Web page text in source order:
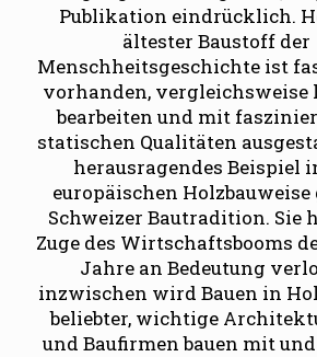
Publikation eindrücklich.
ältester Baustoff der
Menschheitsgeschichte ist
vorhanden, vergleichsweise
bearbeiten und mit
statischen Qualitäten
herausragendes Beispiel
europäischen
Schweizer Bautradition. Sie
Zuge des Wirtschaftsbooms
Jahre an Bedeutung
inzwischen wird Bauen in
beliebter, wichtige
und Baufirmen bauen mit